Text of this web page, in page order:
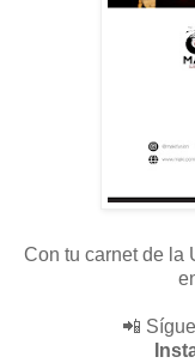
Con tu carnet de la
📲